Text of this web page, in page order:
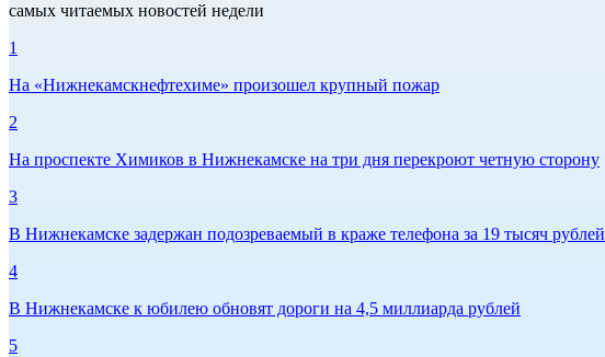
самых читаемых новостей недели
1
На «Нижнекамскнефтехиме» произошел крупный пожар
2
На проспекте Химиков в Нижнекамске на три дня перекроют четную сторону
3
В Нижнекамске задержан подозреваемый в краже телефона за 19 тысяч рублей
4
В Нижнекамске к юбилею обновят дороги на 4,5 миллиарда рублей
5